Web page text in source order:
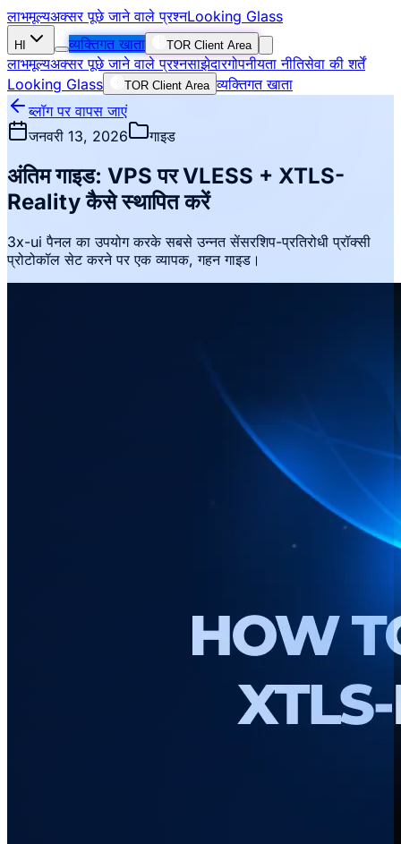
लाभमूल्यअक्सर पूछे जाने वाले प्रश्नLooking Glass
HI व्यक्तिगत खाता TOR Client Area
लाभमूल्यअक्सर पूछे जाने वाले प्रश्नसाझेदारगोपनीयता नीतिसेवा की शर्तें
Looking Glass
TOR Client Area व्यक्तिगत खाता
ब्लॉग पर वापस जाएं
जनवरी 13, 2026
गाइड
अंतिम गाइड: VPS पर VLESS + XTLS-
Reality कैसे स्थापित करें
3x-ui पैनल का उपयोग करके सबसे उन्नत सेंसरशिप-प्रतिरोधी प्रॉक्सी
प्रोटोकॉल सेट करने पर एक व्यापक, गहन गाइड।